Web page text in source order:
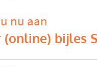
nu aan
(online) bijles